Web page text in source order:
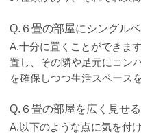
Q.６畳の部屋にシングル
A.十分に置くことができま
置し、その隣や足元にコン
を確保しつつ生活スペース
Q.６畳の部屋を広く見せ
A.以下のような点に気を付